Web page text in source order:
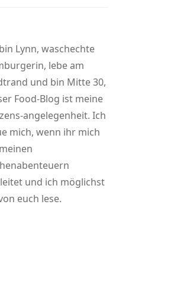
Lynn, waschechte
lebe am
und bin Mitte 30,
Food-Blog ist meine
angelegenheit. Ich
mich, wenn ihr mich
und ich möglichst
euch lese.